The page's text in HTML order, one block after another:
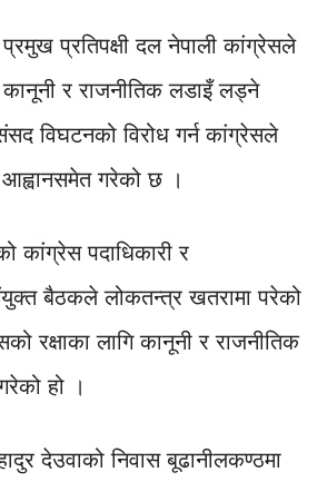
प्रतिपक्षी दल नेपाली कांग्रेसले
र राजनीतिक लडाइँ लड्ने
विघटनको विरोध गर्न कांग्रेसले
गरेको छ ।
कांग्रेस पदाधिकारी र
संयुक्त बैठकले लोकतन्त्र खतरामा परेको
रक्षाका लागि कानूनी र राजनीतिक
हो ।
देउवाको निवास बूढानीलकण्ठमा